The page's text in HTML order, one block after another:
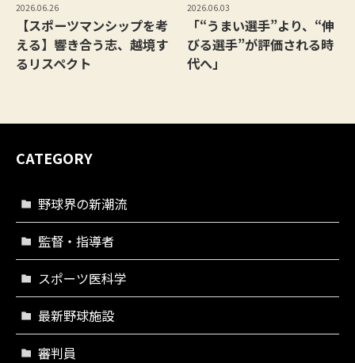
2026.06.26
【スポーツマンシップを考
える】響き合う志、越境す
るリスペクト
2026.06.03
「“うまい選手”より、“伸
びる選手”が評価される時
代へ」
CATEGORY
野球界の新潮流
監督・指導者
スポーツ医科学
最新野球施設
審判員